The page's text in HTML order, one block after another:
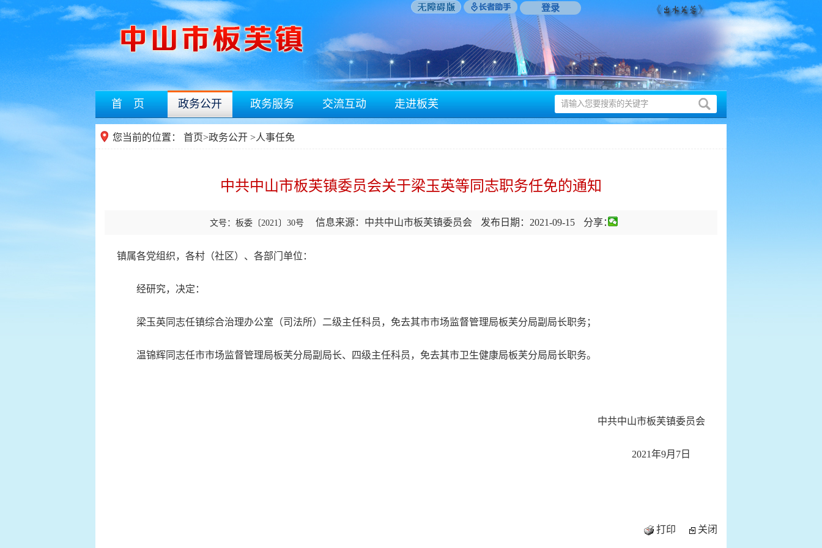
登录
首 页 政务公开 政务服务 交流互动 走进板芙
您当前的位置： 首页>政务公开 >人事任免
中共中山市板芙镇委员会关于梁玉英等同志职务任免的通知
文号：板委〔2021〕30号 信息来源：中共中山市板芙镇委员会 发布日期：2021-09-15 分享：
镇属各党组织，各村（社区）、各部门单位：
经研究，决定：
梁玉英同志任镇综合治理办公室（司法所）二级主任科员，免去其市市场监督管理局板芙分局副局长职务；
温锦辉同志任市市场监督管理局板芙分局副局长、四级主任科员，免去其市卫生健康局板芙分局局长职务。
中共中山市板芙镇委员会
2021年9月7日
打印 关闭